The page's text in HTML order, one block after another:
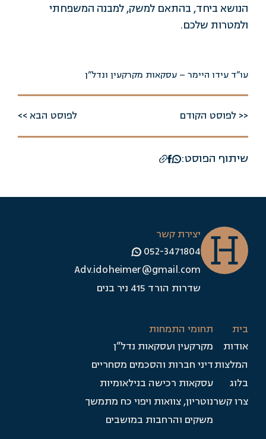
הנושא ביחד, בהתאם למשק, למבנה המשפחתי
ולמטרות שלכם.
עו”ד עידו היימר – עסקאות מקרקעין ונדל”ן
<< לפוסט הקודם לפוסט הבא >>
שיתוף הפוסט:
יצירת קשר
052-3471804
Adv.idoheimer@gmail.com
שדרות הורד 415 ניר בנים
אודות
המלצות
בלוג
צרו קשר
תחומי התמחות
מקרקעין ועסקאות נדל”ן
דיני חברות והסכמים מסחריים
עסקאות רכישה בנילאומיות
נוטריון, צוואות ויפוי כח מתמשך
משקים והרחבות במושבים